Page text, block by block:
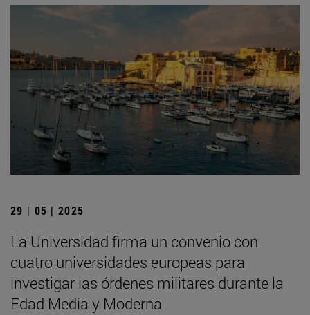
29 | 05 | 2025
La Universidad firma un convenio con
cuatro universidades europeas para
investigar las órdenes militares durante la
Edad Media y Moderna